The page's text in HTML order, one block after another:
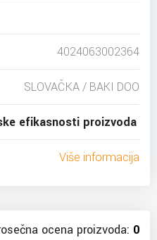
4024063002364
SLOVAČKA / BAKI DOO
efikasnosti proizvoda
Više informacija
ocena proizvoda: 0